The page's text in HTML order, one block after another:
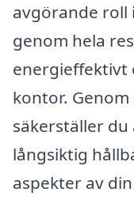
avgörande roll
genom hela
energieffektivt
kontor.
säkerställer
långsiktig
aspekter av